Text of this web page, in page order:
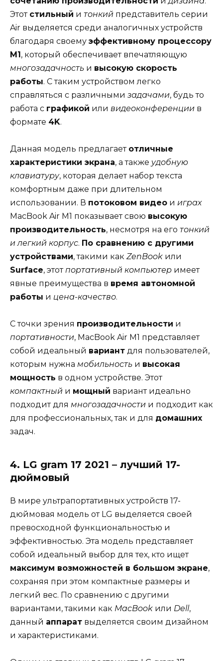
Этот стильный и тонкий представитель серии
Air выделяется среди аналогичных устройств
благодаря своему эффективному процессору
M1, который обеспечивает впечатляющую
многозадачность и высокую скорость
работы. С таким устройством легко
справляться с различными задачами, будь то
работа с графикой или видеоконференции в
формате 4K.
Данная модель предлагает отличные
характеристики экрана, а также удобную
клавиатуру, которая делает набор текста
комфортным даже при длительном
использовании. В потоковом видео и играх
MacBook Air M1 показывает свою высокую
производительность, несмотря на его тонкий
и легкий корпус. По сравнению с другими
устройствами, такими как ZenBook или
Surface, этот портативный компьютер имеет
явные преимущества в время автономной
работы и цена-качество.
С точки зрения производительности и
портативности, MacBook Air M1 представляет
собой идеальный вариант для пользователей,
которым нужна мобильность и высокая
мощность в одном устройстве. Этот
компактный и мощный вариант идеально
подходит для многозадачности и подходит как
для профессиональных, так и для домашних
задач.
4. LG gram 17 2021 – лучший 17-
дюймовый
В мире ультрапортативных устройств 17-
дюймовая модель от LG выделяется своей
превосходной функциональностью и
эффективностью. Эта модель представляет
собой идеальный выбор для тех, кто ищет
максимум возможностей в большом экране,
сохраняя при этом компактные размеры и
легкий вес. По сравнению с другими
вариантами, такими как MacBook или Dell,
данный аппарат выделяется своим дизайном
и характеристиками.